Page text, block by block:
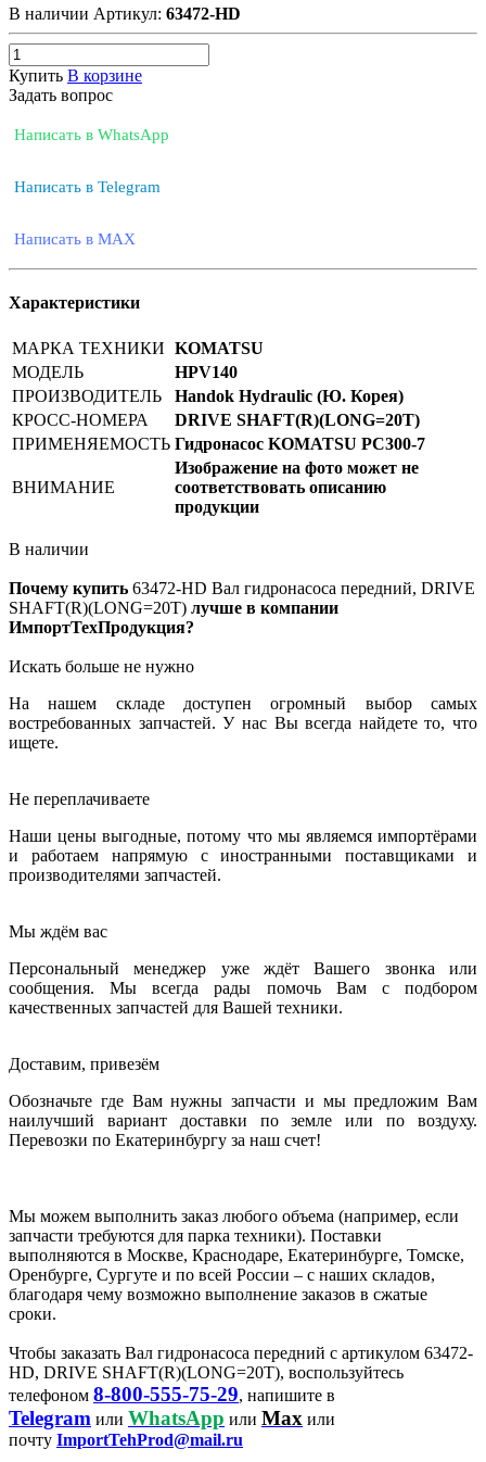
В наличии Артикул: 63472-HD
Купить В корзине
Задать вопрос
Написать в WhatsApp
Написать в Telegram
Написать в MAX
Характеристики
МАРКА ТЕХНИКИ KOMATSU
МОДЕЛЬ
HPV140
ПРОИЗВОДИТЕЛЬ
Handok Hydraulic (Ю. Корея)
КРОСС-НОМЕРА
DRIVE SHAFT(R)(LONG=20T)
ПРИМЕНЯЕМОСТЬ Гидронасос KOMATSU PC300-7
ВНИМАНИЕ
Изображение на фото может не
соответствовать описанию
продукции
В наличии
Почему купить 63472-HD Вал гидронасоса передний, DRIVE
SHAFT(R)(LONG=20T) лучше в компании
ИмпортТехПродукция?
Искать больше не нужно
На нашем складе доступен огромный выбор самых
востребованных запчастей. У нас Вы всегда найдете то, что
ищете.
Не переплачиваете
Наши цены выгодные, потому что мы являемся импортёрами
и работаем напрямую с иностранными поставщиками и
производителями запчастей.
Мы ждём вас
Персональный менеджер уже ждёт Вашего звонка или
сообщения. Мы всегда рады помочь Вам с подбором
качественных запчастей для Вашей техники.
Доставим, привезём
Обозначьте где Вам нужны запчасти и мы предложим Вам
наилучший вариант доставки по земле или по воздуху.
Перевозки по Екатеринбургу за наш счет!
Мы можем выполнить заказ любого объема (например, если
запчасти требуются для парка техники). Поставки
выполняются в Москве, Краснодаре, Екатеринбурге, Томске,
Оренбурге, Сургуте и по всей России – с наших складов,
благодаря чему возможно выполнение заказов в сжатые
сроки.
Чтобы заказать Вал гидронасоса передний с артикулом 63472-
HD, DRIVE SHAFT(R)(LONG=20T), воспользуйтесь
телефоном 8-800-555-75-29, напишите в
Telegram или WhatsApp или Max или
почту ImportTehProd@mail.ru